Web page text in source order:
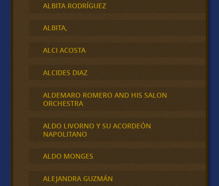
ALBITA RODRÍGUEZ
ALBITA,
ALCI ACOSTA
ALCIDES DIAZ
ALDEMARO ROMERO AND HIS SALON
ORCHESTRA
ALDO LIVORNO Y SU ACORDEÓN
NAPOLITANO
ALDO MONGES
ALEJANDRA GUZMÁN